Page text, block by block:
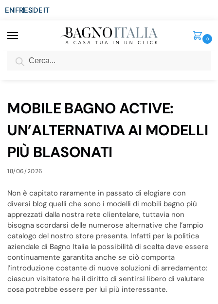
ENFRESDEIT
0
SCONTO del 3%
MOBILE BAGNO ACTIVE:
UN’ALTERNATIVA AI MODELLI
PIÙ BLASONATI
18/06/2026
Non è capitato raramente in passato di elogiare con
diversi blog quelli che sono i modelli di mobili bagno più
apprezzati dalla nostra rete clientelare, tuttavia non
bisogna scordarsi delle numerose alternative che l’ampio
catalogo del nostro store presenta. Infatti per la politica
aziendale di Bagno Italia la possibilità di scelta deve essere
continuamente garantita anche se ciò comporta
l’introduzione costante di nuove soluzioni di arredamento:
ciascun visitatore ha il diritto di sentirsi libero di valutare
cosa potrebbe essere per lui più interessante.